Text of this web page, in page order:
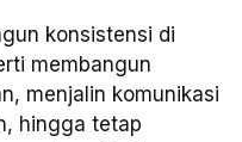
konsistensi di
membangun
menjalin komunikasi
hingga tetap